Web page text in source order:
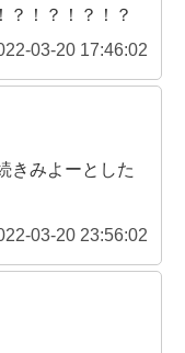
？！？！？！？
03-20 17:46:02
きみよーとした
03-20 23:56:02